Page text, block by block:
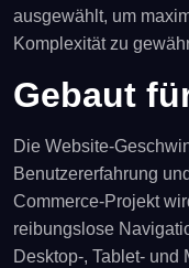
ausgewählt, um
Komplexität zu
Gebaut
Die Website-
Benutzererfahrung
Commerce-Projekt
reibungslose
Desktop-, Tablet- und